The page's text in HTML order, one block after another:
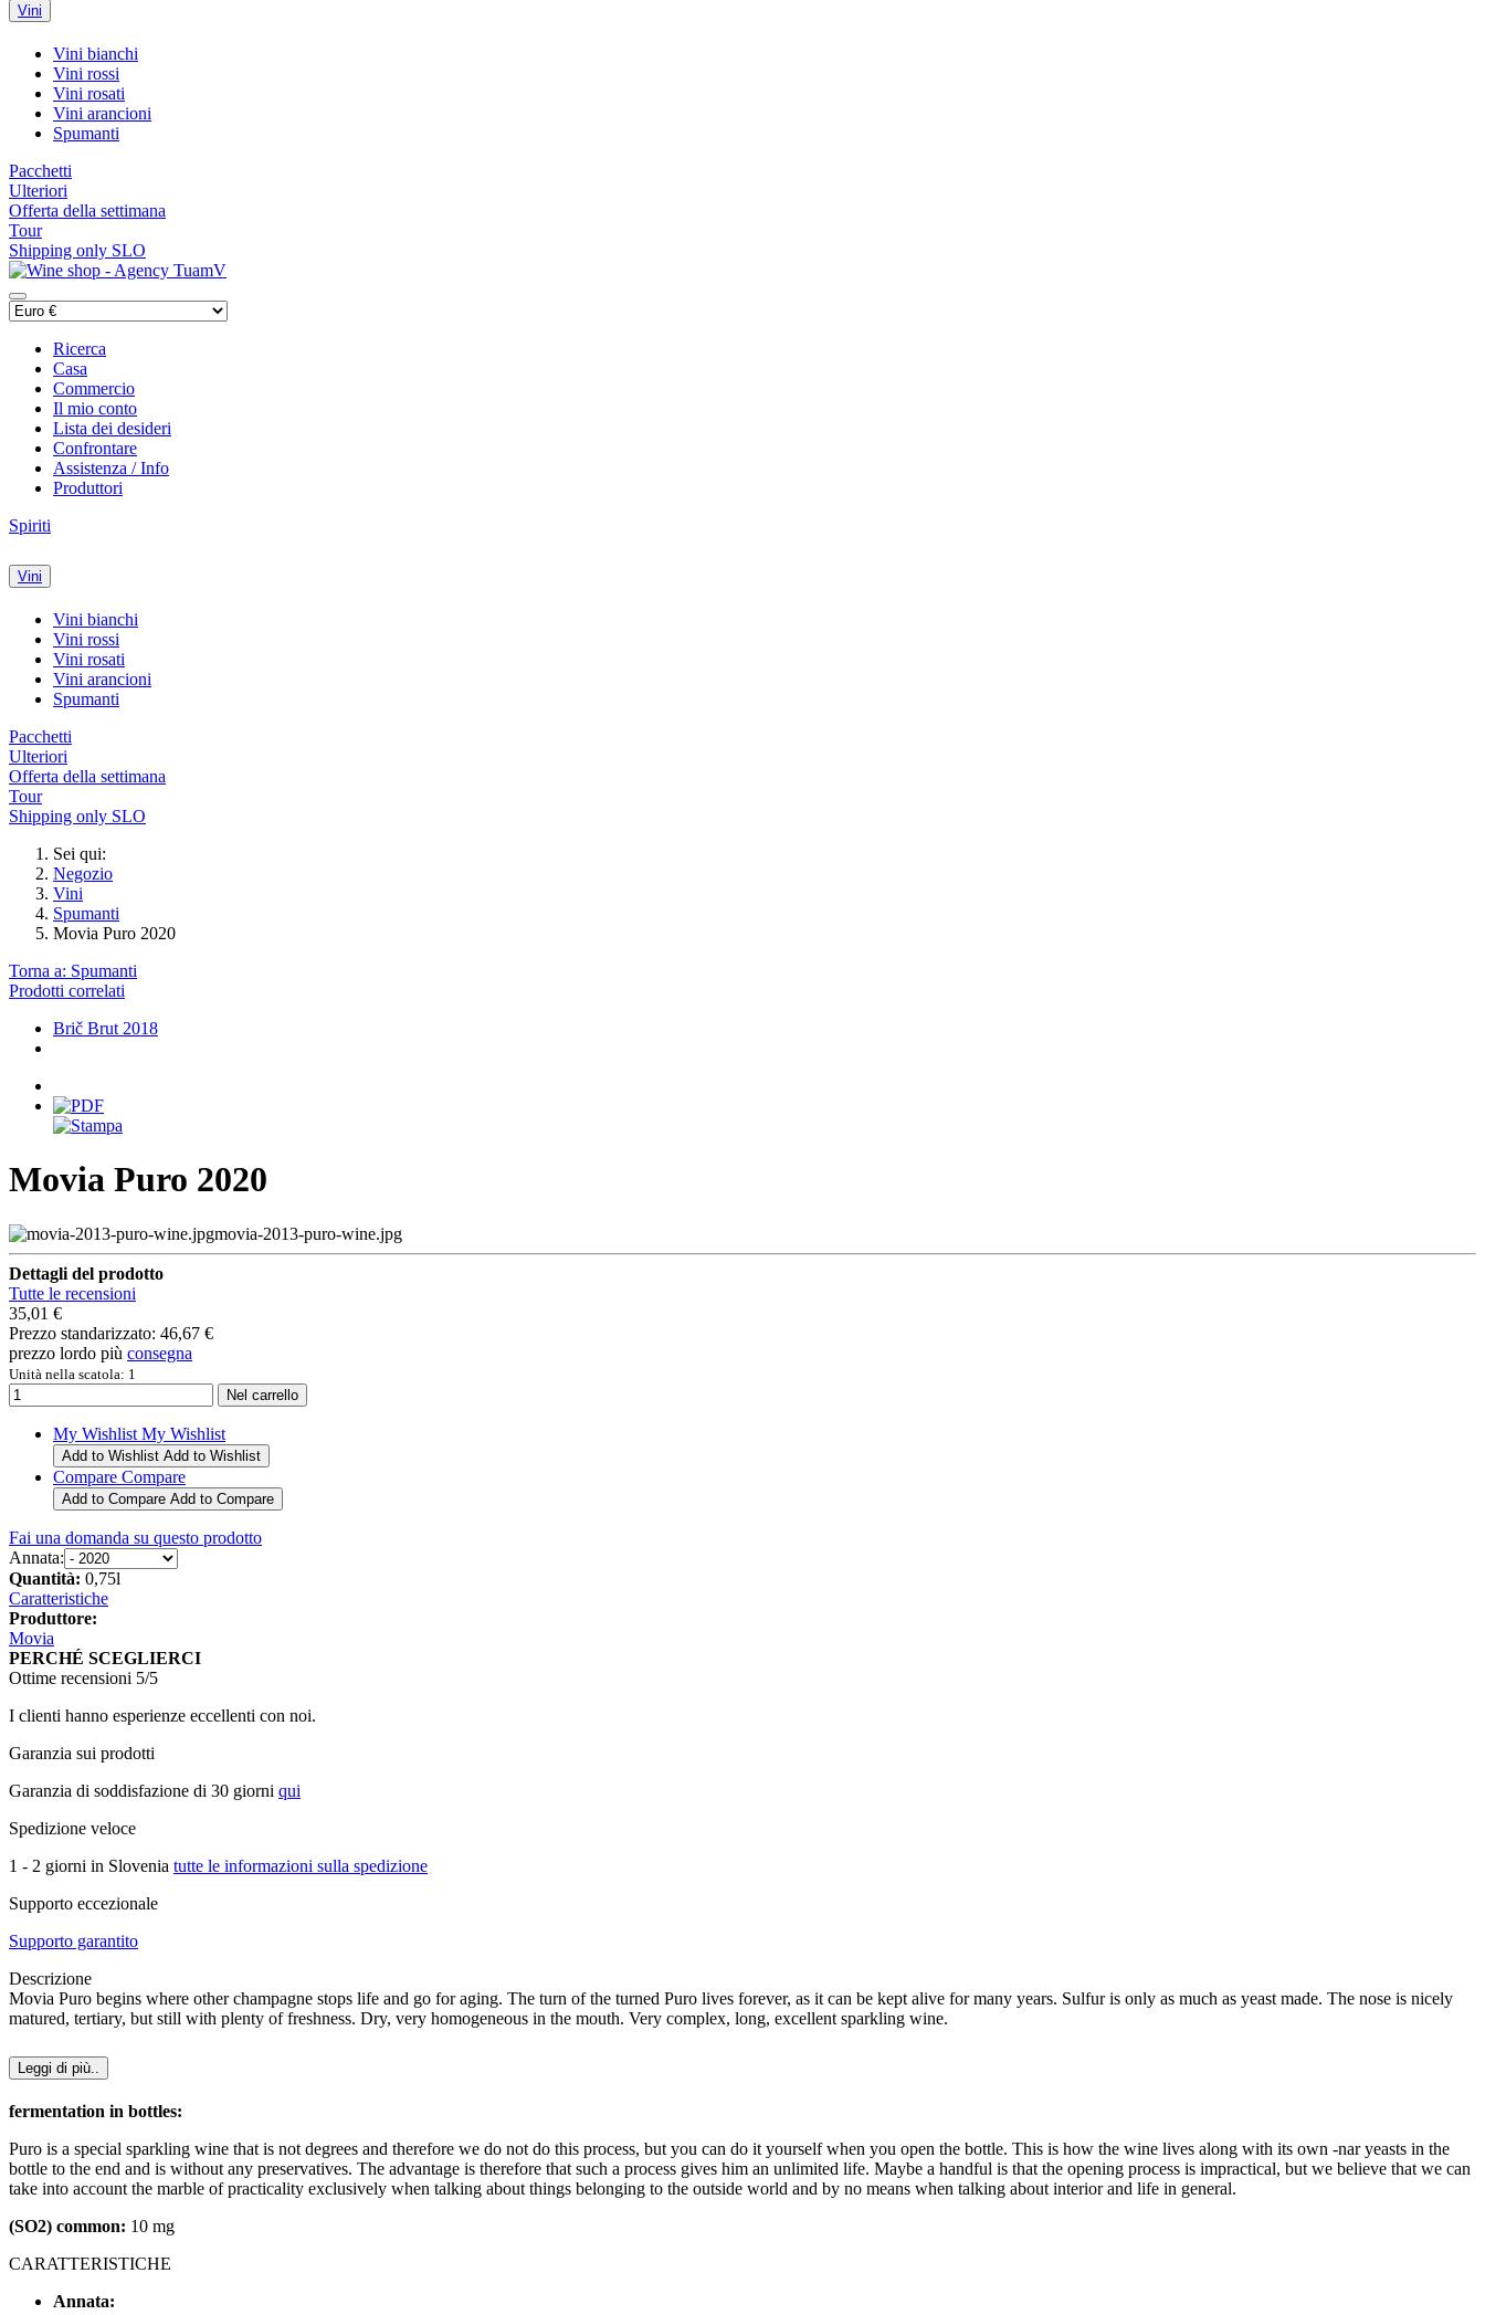
Vini
Vini bianchi
Vini rossi
Vini rosati
Vini arancioni
Spumanti
Pacchetti
Ulteriori
Offerta della settimana
Tour
Shipping only SLO
Ricerca
Casa
Commercio
Il mio conto
Lista dei desideri
Confrontare
Assistenza / Info
Produttori
Spiriti
Vini
Vini bianchi
Vini rossi
Vini rosati
Vini arancioni
Spumanti
Pacchetti
Ulteriori
Offerta della settimana
Tour
Shipping only SLO
Sei qui:
Negozio
Vini
Spumanti
Movia Puro 2020
Torna a: Spumanti
Prodotti correlati
Brič Brut 2018
Movia Puro 2020
movia-2013-puro-wine.jpg
Dettagli del prodotto
Tutte le recensioni
35,01 €
Prezzo standarizzato: 46,67 €
prezzo lordo più consegna
Unità nella scatola: 1
My Wishlist My Wishlist
Add to Wishlist Add to Wishlist
Compare Compare
Add to Compare Add to Compare
Fai una domanda su questo prodotto
Annata:
Quantità: 0,75l
Caratteristiche
Produttore:
Movia
PERCHÉ SCEGLIERCI
Ottime recensioni 5/5
I clienti hanno esperienze eccellenti con noi.
Garanzia sui prodotti
Garanzia di soddisfazione di 30 giorni qui
Spedizione veloce
1 - 2 giorni in Slovenia tutte le informazioni sulla spedizione
Supporto eccezionale
Supporto garantito
Descrizione
Movia Puro begins where other champagne stops life and go for aging. The turn of the turned Puro lives forever, as it can be kept alive for many years. Sulfur is only as much as yeast made. The nose is nicely
matured, tertiary, but still with plenty of freshness. Dry, very homogeneous in the mouth. Very complex, long, excellent sparkling wine.
Leggi di più..
fermentation in bottles:
Puro is a special sparkling wine that is not degrees and therefore we do not do this process, but you can do it yourself when you open the bottle. This is how the wine lives along with its own -nar yeasts in the
bottle to the end and is without any preservatives. The advantage is therefore that such a process gives him an unlimited life. Maybe a handful is that the opening process is impractical, but we believe that we can
take into account the marble of practicality exclusively when talking about things belonging to the outside world and by no means when talking about interior and life in general.
(SO2) common: 10 mg
CARATTERISTICHE
Annata: